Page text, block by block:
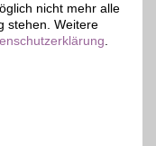
nicht mehr alle
stehen. Weitere